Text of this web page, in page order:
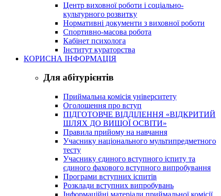
Центр виховної роботи і соціально-
культурного розвитку
Нормативні документи з виховної роботи
Спортивно-масова робота
Кабінет психолога
Інститут кураторства
КОРИСНА ІНФОРМАЦІЯ
Для абітурієнтів
Приймальна комісія університету
Оголошення про вступ
ПІДГОТОВЧЕ ВІДДІЛЕННЯ «ВІДКРИТИЙ
ШЛЯХ ДО ВИЩОЇ ОСВІТИ»
Правила прийому на навчання
Учаснику національного мультипредметного
тесту
Учаснику єдиного вступного іспиту та
єдиного фахового вступного випробування
Програми вступних іспитів
Розклади вступних випробувань
Інформаційні матеріали приймальної комісії